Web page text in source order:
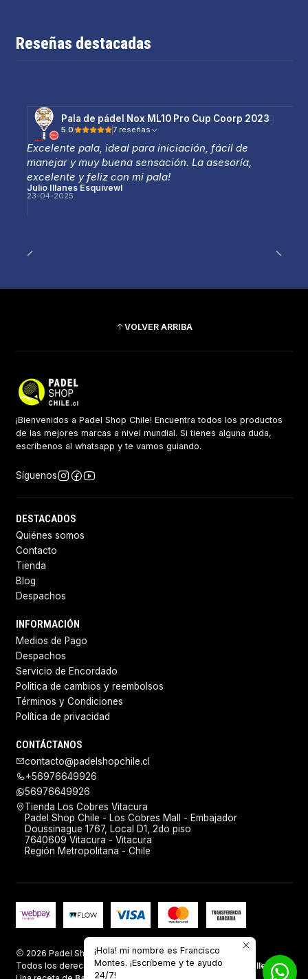
Reseñas destacadas
Pala de pádel Nox ML10 Pro Cup Coorp 2023
5.0 7 reseñas
Excelente pala, ideal para iniciación, fácil de
manejar y muy buena sensación. La asesoría,
excelente y feliz con mi pala!
Julio Illanes Esquivewl
23-04-2025
VOLVER ARRIBA
¡Bienvenidos a Padel Shop Chile! Encuentra todos los productos
de las mejores marcas a nivel mundial. Si tienes alguna duda,
escríbenos al whatsapp y te vamos guiando.
Síguenos
DESTACADOS
Quiénes somos
Contacto
Tienda
Blog
Despachos
INFORMACIÓN
Medios de Pago
Despachos
Servicio de Encordado
Politica de cambios y reembolsos
Términos y Condiciones
Política de privacidad
CONTÁCTANOS
contacto@padelshopchile.cl
+56976649926
56976649926
Tienda Los Cobres Vitacura
Padel Shop Chile - Los Cobres Mall - Embajador
Doussinague 1767, Local D1, 2do piso
7640609 Vitacura - Vitacura
Región Metropolitana - Chile
2026 Padel Shop Chile.
Todos los derechos reservados.Desarrollado por Jumpseller
¡Hola! mi nombre es Francisco
Montes. ¡Escríbeme y te ayudo
24/7!